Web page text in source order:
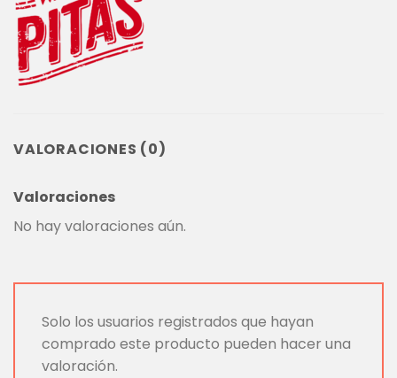
VALORACIONES (0)
Valoraciones
No hay valoraciones aún.
Solo los usuarios registrados que hayan
comprado este producto pueden hacer una
valoración.